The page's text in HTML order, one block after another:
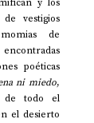
y los
vestigios
de
poéticas
ni miedo,
de todo el
el desierto